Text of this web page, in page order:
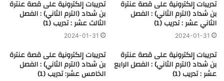
تدريبات إلكترونية على قصة عنترة
بن شداد (الترم الثاني) : الفصل
الثاني عشر : تدريب (1)
2024-01-31
تدريبات إلكترونية على قصة عنترة
بن شداد (الترم الثاني) : الفصل
الثالث عشر : تدريب (1)
2024-01-31
تدريبات إلكترونية على قصة عنترة
بن شداد (الترم الثاني) : الفصل الرابع
عشر : تدريب (1)
تدريبات إلكترونية على قصة عنترة
بن شداد (الترم الثاني) : الفصل
الخامس عشر: تدريب (1)